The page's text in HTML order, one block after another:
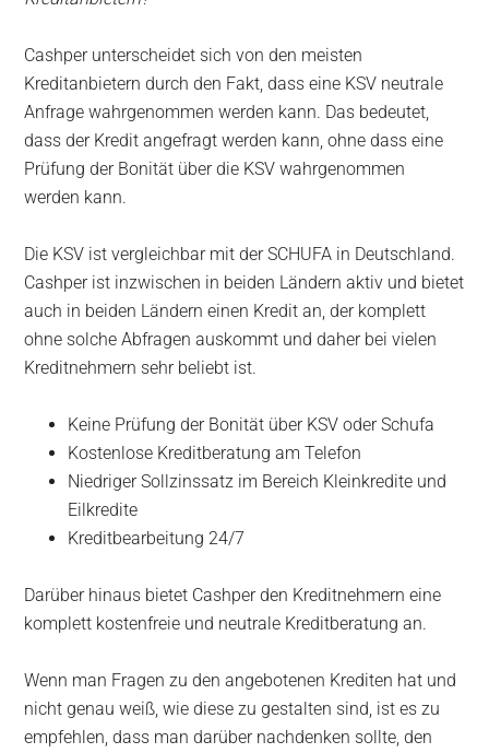
Cashper unterscheidet sich von den meisten
Kreditanbietern durch den Fakt, dass eine KSV neutrale
Anfrage wahrgenommen werden kann. Das bedeutet,
dass der Kredit angefragt werden kann, ohne dass eine
Prüfung der Bonität über die KSV wahrgenommen
werden kann.
Die KSV ist vergleichbar mit der SCHUFA in Deutschland.
Cashper ist inzwischen in beiden Ländern aktiv und bietet
auch in beiden Ländern einen Kredit an, der komplett
ohne solche Abfragen auskommt und daher bei vielen
Kreditnehmern sehr beliebt ist.
Keine Prüfung der Bonität über KSV oder Schufa
Kostenlose Kreditberatung am Telefon
Niedriger Sollzinssatz im Bereich Kleinkredite und
Eilkredite
Kreditbearbeitung 24/7
Darüber hinaus bietet Cashper den Kreditnehmern eine
komplett kostenfreie und neutrale Kreditberatung an.
Wenn man Fragen zu den angebotenen Krediten hat und
nicht genau weiß, wie diese zu gestalten sind, ist es zu
empfehlen, dass man darüber nachdenken sollte, den